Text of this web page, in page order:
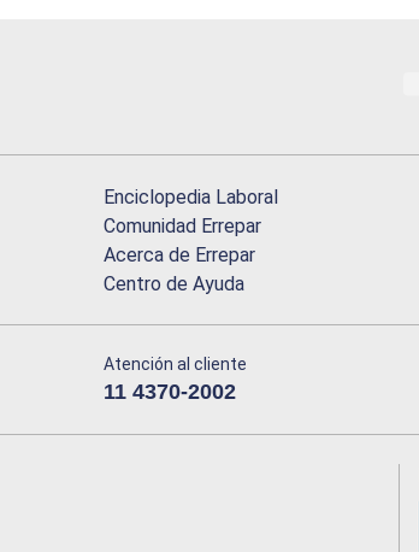
Enciclopedia Laboral
Comunidad Errepar
Acerca de Errepar
Centro de Ayuda
Atención al cliente
11 4370-2002